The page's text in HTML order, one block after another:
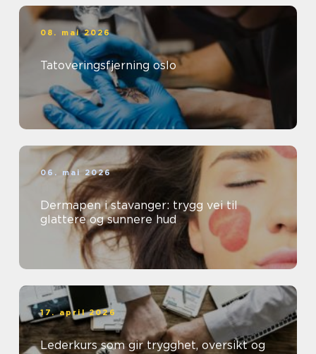
08. mai 2026
Tatoveringsfjerning oslo
06. mai 2026
Dermapen i stavanger: trygg vei til
glattere og sunnere hud
17. april 2026
Lederkurs som gir trygghet, oversikt og